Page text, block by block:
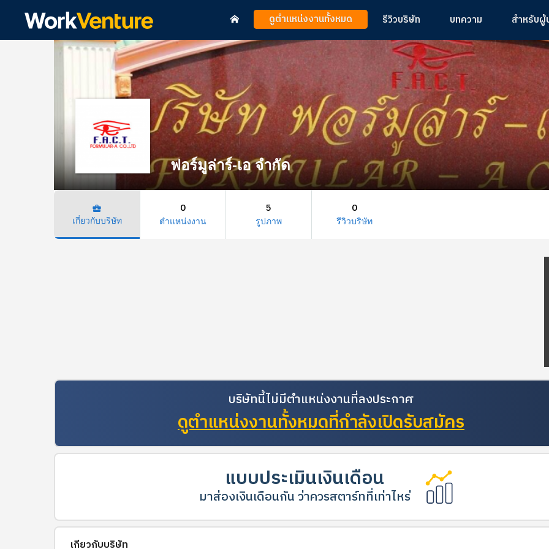
ดูตำแหน่งงานทั้งหมด รีวิวบริษัท บทความ สำหรับผู้
ฟอร์มูล่าร์-เอ จำกัด
business_center
เกี่ยวกับบริษัท
0
ตำแหน่งงาน
5
รูปภาพ
0
รีวิวบริษัท
บริษัทนี้ไม่มีตำแหน่งงานที่ลงประกาศ
ดูตำแหน่งงานทั้งหมดที่กำลังเปิดรับสมัคร
แบบประเมินเงินเดือน
มาส่องเงินเดือนกัน ว่าควรสตาร์ทที่เท่าไหร่
เกี่ยวกับบริษัท